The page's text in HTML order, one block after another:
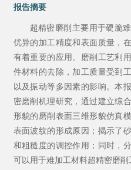
报告摘要
超精密磨削主要用于硬脆
优异的加工精度和表面质量，
有着重要的应用。磨削工艺利
件材料的去除，加工质量受到
以及振动等多因素的影响。本
密磨削机理研究，通过建立综
形貌的磨削表面三维形貌仿真
表面波纹的形成原因；揭示了
和粗糙度的调控作用；同时，
可以用于难加工材料超精密磨削